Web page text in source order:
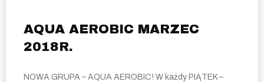
AQUA AEROBIC MARZEC
2018R.
NOWA GRUPA – AQUA AEROBIC! W każdy PIĄTEK –